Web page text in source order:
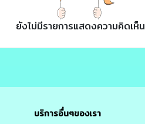
ยังไม่มีรายการแสดงความคิดเห็น